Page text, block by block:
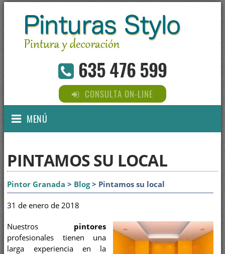
635 476 599
CONSULTA ON-LINE
MENÚ
PINTAMOS SU LOCAL
Pintor Granada > Blog> Pintamos su local
31 de enero de 2018
Nuestros pintores
profesionales tienen una
larga experiencia en la